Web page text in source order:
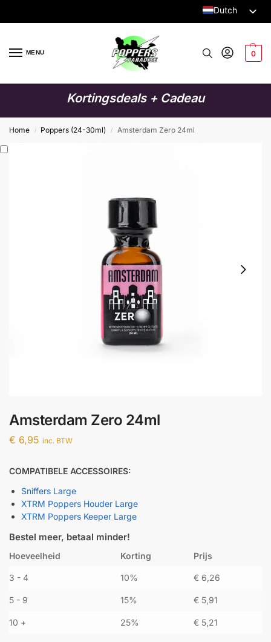
Dutch
German
MENU 0
Kortingsdeals + Cadeau
Home / Poppers (24-30ml) / Amsterdam Zero 24ml
Amsterdam Zero 24ml
€ 6,95 inc. BTW
COMPATIBELE ACCESSOIRES:
Sniffers Large
XTRM Poppers Houder Large
XTRM Poppers Keeper Large
Bestel meer, betaal minder!
Hoeveelheid Korting Prijs
3 - 4 10% € 6,26
5 - 9 15% € 5,91
10 + 25% € 5,21